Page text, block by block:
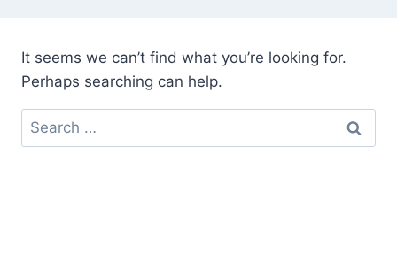
It seems we can’t find what you’re looking for.
Perhaps searching can help.
Search
for: